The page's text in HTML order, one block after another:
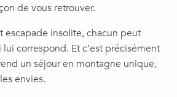
de vous retrouver.
escapade insolite, chacun peut
correspond. Et c’est précisément
un séjour en montagne unique,
envies.